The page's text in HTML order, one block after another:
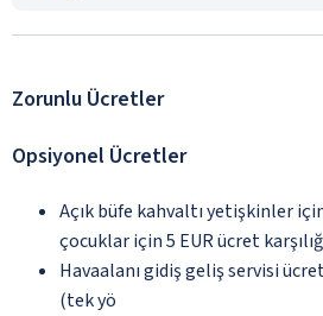
Zorunlu Ücretler
Opsiyonel Ücretler
Açık büfe kahvaltı yetişkinler
çocuklar için 5 EUR ücret
Havaalanı gidiş geliş servisi
(tek yö